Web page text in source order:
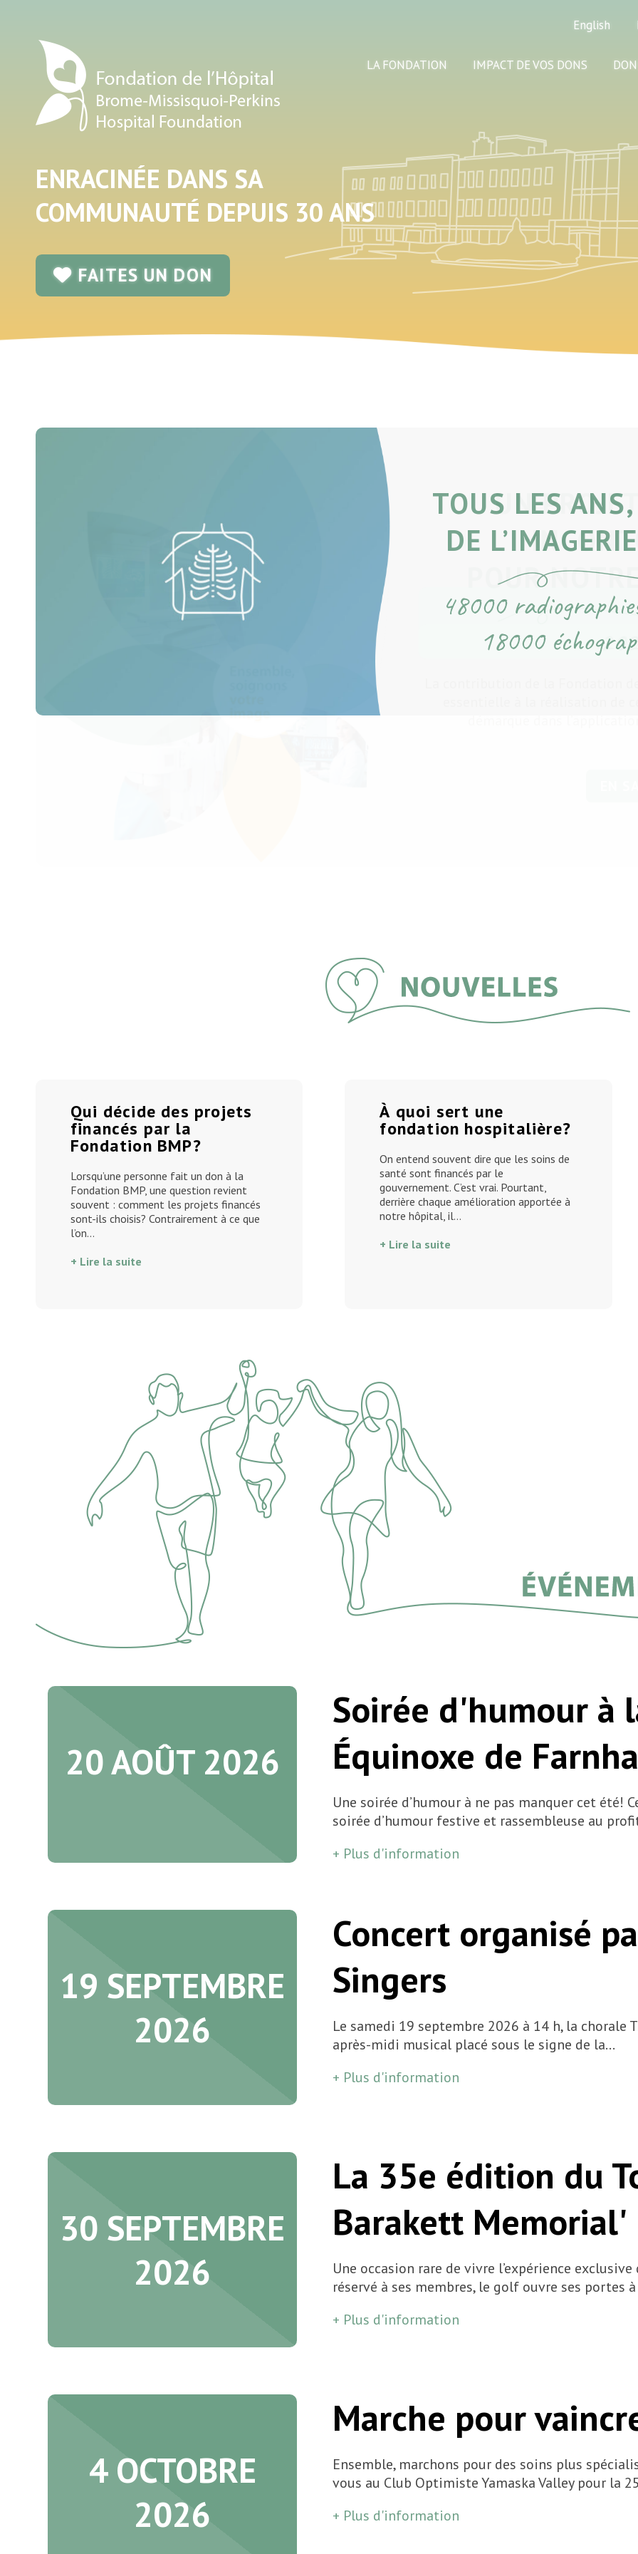
English
LA FONDATION IMPACT DE VOS DONS
ENRACINÉE DANS SA
COMMUNAUTÉ DEPUIS 30 ANS
FAITES UN DON
TOUS LES
DE
48000
18000
Qui décide des projets
financés par la
Fondation BMP?
Lorsqu’une personne fait un don à la
Fondation BMP, une question revient
souvent : comment les projets financés
sont-ils choisis? Contrairement à ce que
l’on…
+ Lire la suite
À quoi sert une
fondation hospitalière?
On entend souvent dire que les soins de
santé sont financés par le
gouvernement. C’est vrai. Pourtant,
derrière chaque amélioration apportée à
notre hôpital, il…
+ Lire la suite
20 AOÛT 2026
Soirée d'humour à
Équinoxe de
Une soirée d’humour à ne pas manquer cet été!
soirée d’humour festive et rassembleuse au
+ Plus d'information
19 SEPTEMBRE
2026
Concert organisé
Singers
Le samedi 19 septembre 2026 à 14 h, la chorale
après-midi musical placé sous le signe de la…
+ Plus d'information
30 SEPTEMBRE
2026
La 35e édition du
Barakett Memorial'
Une occasion rare de vivre l’expérience
réservé à ses membres, le golf ouvre ses portes
+ Plus d'information
4 OCTOBRE
2026
Marche pour
Ensemble, marchons pour des soins plus
vous au Club Optimiste Yamaska Valley pour la
+ Plus d'information